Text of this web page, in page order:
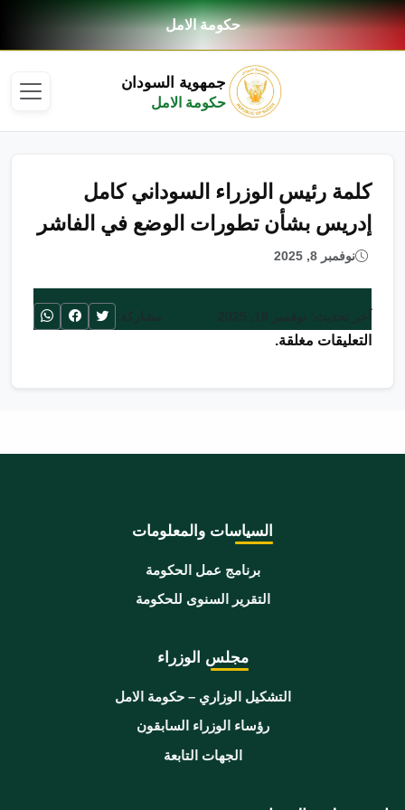
حكومة الامل
جمهوية السودان
حكومة الامل
كلمة رئيس الوزراء السوداني كامل
إدريس بشأن تطورات الوضع في الفاشر
نوفمبر 8, 2025
التعليقات مغلقة.
السياسات والمعلومات
برنامج عمل الحكومة
التقرير السنوى للحكومة
مجلس الوزراء
التشكيل الوزاري – حكومة الامل
رؤساء الوزراء السابقون
الجهات التابعة